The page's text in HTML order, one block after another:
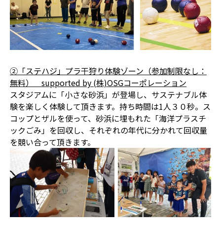
②「ステハジ」プラ干狩り体験ゾーン（参加制限なし：
無料） supported by (株)OSGコーポレーション
スタジアムに「小さな砂浜」が登場し、サステナブル体
験を楽しく体験して頂きます。持ち時間は1人３０秒。ス
コップとザルを使って、砂浜に埋もれた「海洋プラスチ
ックごみ」を回収し、それぞれの年代に分かれて回収量
を競い合って頂きます。